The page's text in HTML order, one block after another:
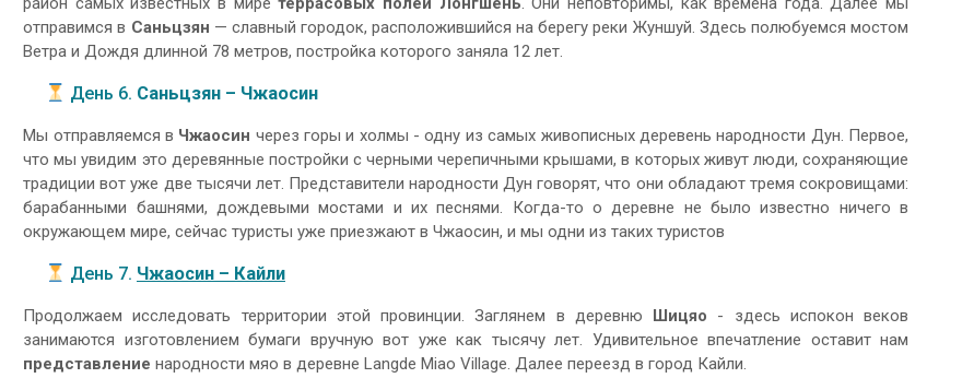
отправимся в Саньцзян — славный городок, расположившийся на берегу реки Жуншуй. Здесь полюбуемся мостом
Ветра и Дождя длинной 78 метров, постройка которого заняла 12 лет.
День 6. Саньцзян – Чжаосин
Мы отправляемся в Чжаосин через горы и холмы - одну из самых живописных деревень народности Дун. Первое,
что мы увидим это деревянные постройки c черными черепичными крышами, в которых живут люди, сохраняющие
традиции вот уже две тысячи лет. Представители народности Дун говорят, что они обладают тремя сокровищами:
барабанными башнями, дождевыми мостами и их песнями. Когда-то о деревне не было известно ничего в
окружающем мире, сейчас туристы уже приезжают в Чжаосин, и мы одни из таких туристов
День 7. Чжаосин – Кайли
Продолжаем исследовать территории этой провинции. Заглянем в деревню Шицяо - здесь испокон веков
занимаются изготовлением бумаги вручную вот уже как тысячу лет. Удивительное впечатление оставит нам
представление народности мяо в деревне Langde Miao Village. Далее переезд в город Кайли.